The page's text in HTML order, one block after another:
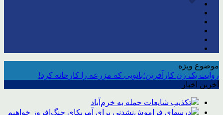
موضوع ویژه
روایت یک زن کارآفرین؛بانویی که مزرعه را کارخانه کرد!
آخرین اخبار
تکذیب شایعات حمله به خرم‌آباد
درسهای فراموش‌نشدنی برای آمریکای جنگ‌افروز خواهیم